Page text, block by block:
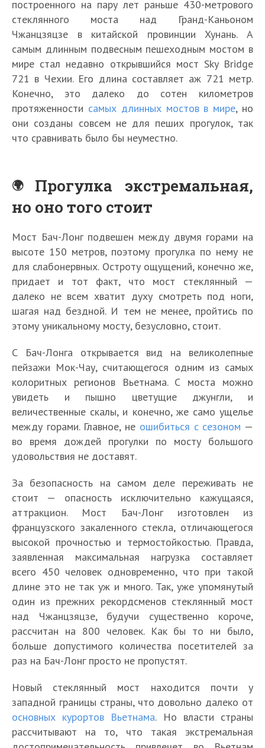
построенного на пару лет раньше 430-метрового
стеклянного моста над Гранд-Каньоном
Чжанцзяцзе в китайской провинции Хунань. А
самым длинным подвесным пешеходным мостом в
мире стал недавно открывшийся мост Sky Bridge
721 в Чехии. Его длина составляет аж 721 метр.
Конечно, это далеко до сотен километров
протяженности самых длинных мостов в мире, но
они созданы совсем не для пеших прогулок, так
что сравнивать было бы неуместно.
Прогулка экстремальная,
но оно того стоит
Мост Бач-Лонг подвешен между двумя горами на
высоте 150 метров, поэтому прогулка по нему не
для слабонервных. Остроту ощущений, конечно же,
придает и тот факт, что мост стеклянный —
далеко не всем хватит духу смотреть под ноги,
шагая над бездной. И тем не менее, пройтись по
этому уникальному мосту, безусловно, стоит.
С Бач-Лонга открывается вид на великолепные
пейзажи Мок-Чау, считающегося одним из самых
колоритных регионов Вьетнама. С моста можно
увидеть и пышно цветущие джунгли, и
величественные скалы, и конечно, же само ущелье
между горами. Главное, не ошибиться с сезоном —
во время дождей прогулки по мосту большого
удовольствия не доставят.
За безопасность на самом деле переживать не
стоит — опасность исключительно кажущаяся,
аттракцион. Мост Бач-Лонг изготовлен из
французского закаленного стекла, отличающегося
высокой прочностью и термостойкостью. Правда,
заявленная максимальная нагрузка составляет
всего 450 человек одновременно, что при такой
длине это не так уж и много. Так, уже упомянутый
один из прежних рекордсменов стеклянный мост
над Чжанцзяцзе, будучи существенно короче,
рассчитан на 800 человек. Как бы то ни было,
больше допустимого количества посетителей за
раз на Бач-Лонг просто не пропустят.
Новый стеклянный мост находится почти у
западной границы страны, что довольно далеко от
основных курортов Вьетнама. Но власти страны
рассчитывают на то, что такая экстремальная